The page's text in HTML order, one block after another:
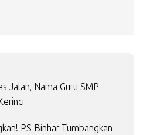
Jalan, Nama Guru SMP
PS Binhar Tumbangkan